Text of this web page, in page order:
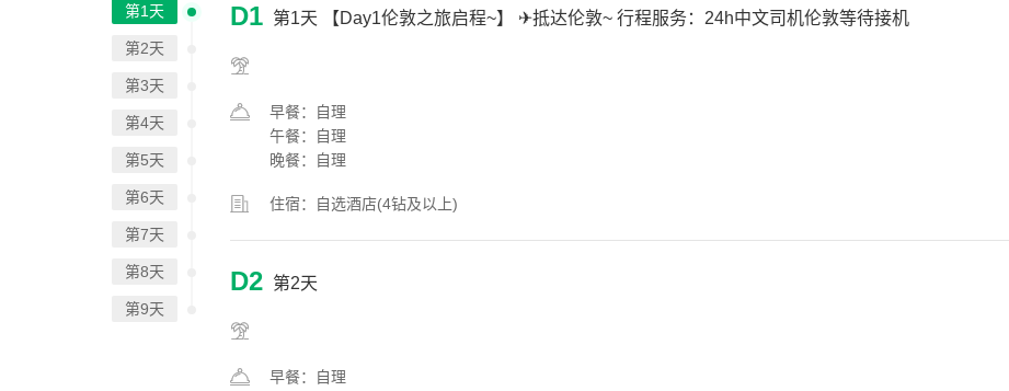
第1天
第2天
第3天
第4天
第5天
第6天
第7天
第8天
第9天
D1 第1天 【Day1伦敦之旅启程~】 ✈抵达伦敦~ 行程服务：24h中文司机伦敦等待接机
早餐：自理
午餐：自理
晚餐：自理
住宿：自选酒店(4钻及以上)
D2 第2天
早餐：自理